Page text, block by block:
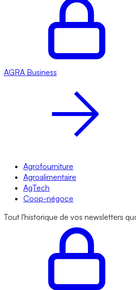
AGRA Business
Agrofourniture
Agroalimentaire
AgTech
Coop-négoce
Tout l'historique de vos newsletters